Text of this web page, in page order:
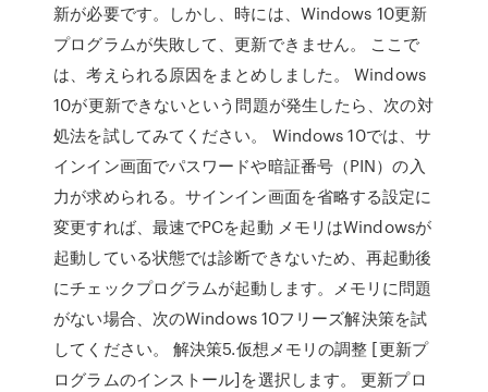
新が必要です。しかし、時には、Windows 10更新
プログラムが失敗して、更新できません。 ここで
は、考えられる原因をまとめしました。 Windows
10が更新できないという問題が発生したら、次の対
処法を試してみてください。 Windows 10では、サ
インイン画面でパスワードや暗証番号（PIN）の入
力が求められる。サインイン画面を省略する設定に
変更すれば、最速でPCを起動 メモリはWindowsが
起動している状態では診断できないため、再起動後
にチェックプログラムが起動します。メモリに問題
がない場合、次のWindows 10フリーズ解決策を試
してください。 解決策5.仮想メモリの調整 [更新プ
ログラムのインストール]を選択します。 更新プロ